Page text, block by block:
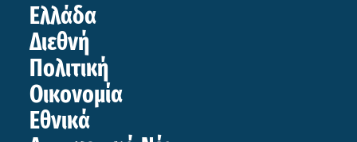
Ελλάδα
Διεθνή
Πολιτική
Οικονομία
Εθνικά